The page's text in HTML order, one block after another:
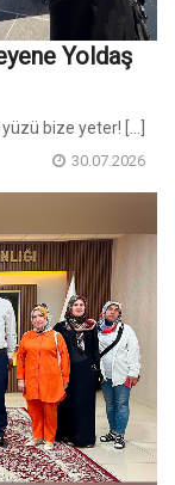
Yoldaş
bize yeter! [...]
30.07.2026